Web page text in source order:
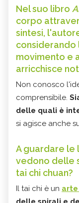
Nel suo libro
corpo
sintesi,
movimento e
arricchisce
Non conosco
comprensibile.
delle quali è
si agisce anche
A guardare le
vedono delle
tai chi chuan?
Il tai chi è un arte